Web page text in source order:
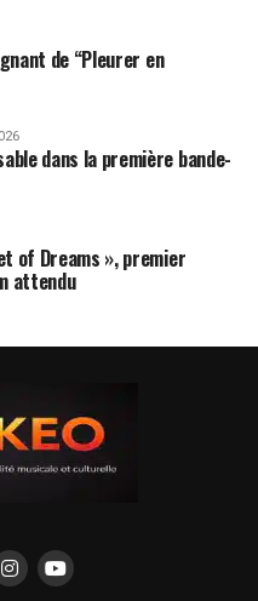
de “Pleurer en
dans la première bande-
of Dreams », premier
attendu